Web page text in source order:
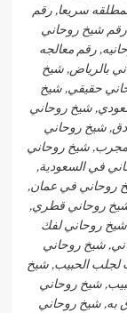
سريعا, رقم
شيخ روحاني
رقم معالجه
بالرياض, شيخ
حقيقي, شيخ
شيخ روحاني
شيخ روحاني
شيخ روحاني
في السعودية,
روحاني في عمان,
روحاني قطري,
روحاني لفك
شيخ روحاني
الحبيب, شيخ
شيخ روحاني
به, شيخ روحاني